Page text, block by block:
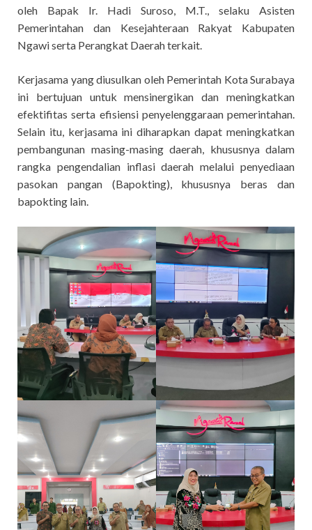
oleh Bapak Ir. Hadi Suroso, M.T., selaku Asisten
Pemerintahan dan Kesejahteraan Rakyat Kabupaten
Ngawi serta Perangkat Daerah terkait.
Kerjasama yang diusulkan oleh Pemerintah Kota Surabaya
ini bertujuan untuk mensinergikan dan meningkatkan
efektifitas serta efisiensi penyelenggaraan pemerintahan.
Selain itu, kerjasama ini diharapkan dapat meningkatkan
pembangunan masing-masing daerah, khususnya dalam
rangka pengendalian inflasi daerah melalui penyediaan
pasokan pangan (Bapokting), khususnya beras dan
bapokting lain.